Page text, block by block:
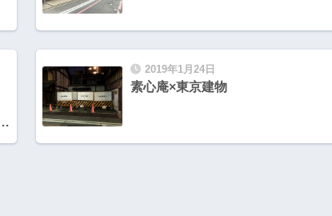
2019年1月24日
素心庵×東京建物